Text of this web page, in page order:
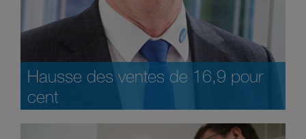
Hausse des ventes de 16,9 pour
cent